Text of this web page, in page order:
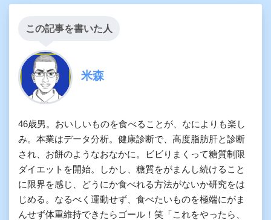
この記事を書いた人
米森
46歳男。おいしいものを食べることが、なによりも楽し
み。本業はデータ分析。健康診断で、高度脂肪肝と診断
され、お餅のようなおなかに。ビビりまくって糖質制限
ダイエットを開始。しかし、糖質をがまんし続けること
に限界を感じ、どうにか食べれる方法がないか研究をは
じめる。なるべく運動せず、食べたいものを極端にがま
んせず体重維持できたらゴール！笑「これをやったら、